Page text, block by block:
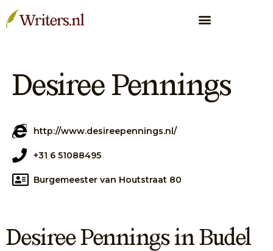
Desiree Pennings
http://www.desireepennings.nl/
+31 6 51088495
Burgemeester van Houtstraat 80
Desiree Pennings in Budel